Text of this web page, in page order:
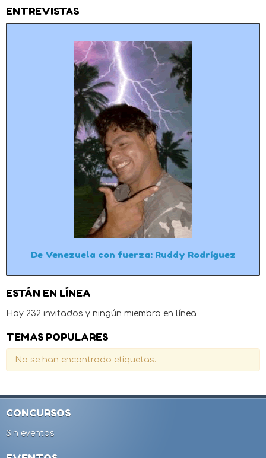
ENTREVISTAS
De Venezuela con fuerza: Ruddy Rodríguez
ESTÁN EN LÍNEA
Hay 232 invitados y ningún miembro en línea
TEMAS POPULARES
No se han encontrado etiquetas.
CONCURSOS
Sin eventos